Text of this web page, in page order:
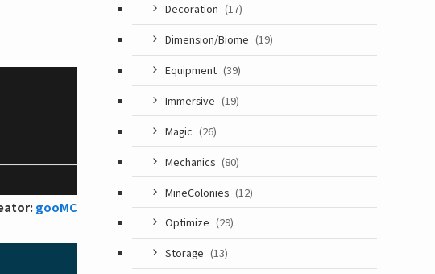
gooMC
Decoration (17)
Dimension/Biome (19)
Equipment (39)
Immersive (19)
Magic (26)
Mechanics (80)
MineColonies (12)
Optimize (29)
Storage (13)